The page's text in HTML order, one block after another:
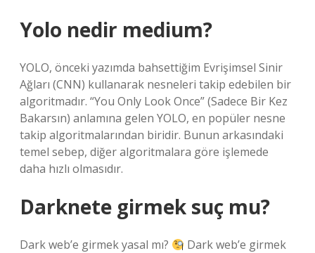
Yolo nedir medium?
YOLO, önceki yazımda bahsettiğim Evrişimsel Sinir
Ağları (CNN) kullanarak nesneleri takip edebilen bir
algoritmadır. “You Only Look Once” (Sadece Bir Kez
Bakarsın) anlamına gelen YOLO, en popüler nesne
takip algoritmalarından biridir. Bunun arkasındaki
temel sebep, diğer algoritmalara göre işlemede
daha hızlı olmasıdır.
Darknete girmek suç mu?
Dark web’e girmek yasal mı?
Dark web’e girmek